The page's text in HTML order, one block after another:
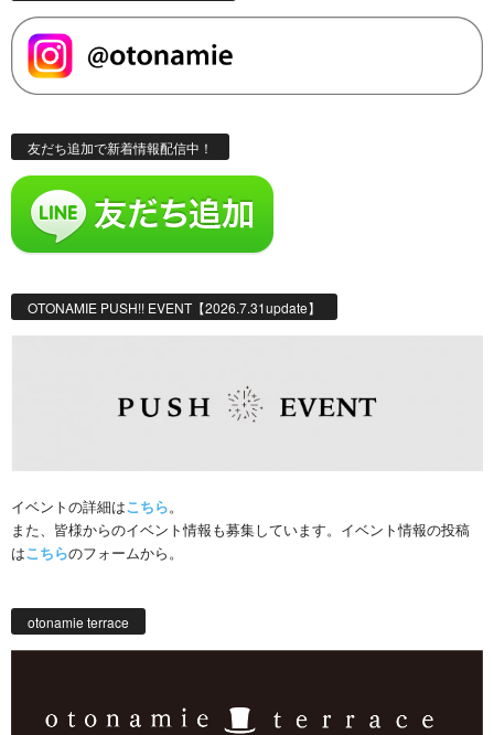
友だち追加で新着情報配信中！
OTONAMIE PUSH!! EVENT【2026.7.31update】
イベントの詳細はこちら。
また、皆様からのイベント情報も募集しています。イベント情報の投稿
はこちらのフォームから。
otonamie terrace